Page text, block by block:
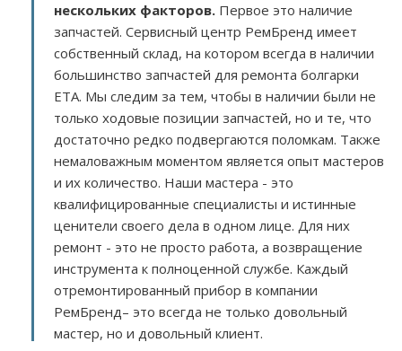
нескольких факторов. Первое это наличие
запчастей. Сервисный центр РемБренд имеет
собственный склад, на котором всегда в наличии
большинство запчастей для ремонта болгарки
ETA. Мы следим за тем, чтобы в наличии были не
только ходовые позиции запчастей, но и те, что
достаточно редко подвергаются поломкам. Также
немаловажным моментом является опыт мастеров
и их количество. Наши мастера - это
квалифицированные специалисты и истинные
ценители своего дела в одном лице. Для них
ремонт - это не просто работа, а возвращение
инструмента к полноценной службе. Каждый
отремонтированный прибор в компании
РемБренд– это всегда не только довольный
мастер, но и довольный клиент.